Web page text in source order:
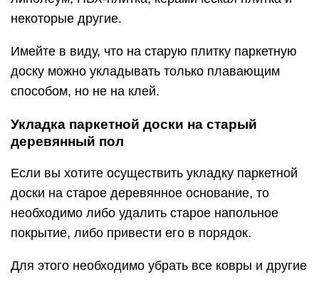
некоторые другие.
Имейте в виду, что на старую плитку паркетную
доску можно укладывать только плавающим
способом, но не на клей.
Укладка паркетной доски на старый
деревянный пол
Если вы хотите осуществить укладку паркетной
доски на старое деревянное основание, то
необходимо либо удалить старое напольное
покрытие, либо привести его в порядок.
Для этого необходимо убрать все ковры и другие